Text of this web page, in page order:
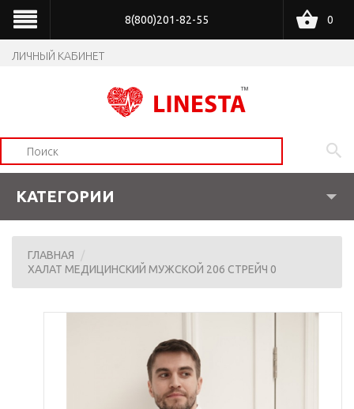
8(800)201-82-55
ЛИЧНЫЙ КАБИНЕТ
0
КАТЕГОРИИ
ГЛАВНАЯ
ХАЛАТ МЕДИЦИНСКИЙ МУЖСКОЙ 206 СТРЕЙЧ 0